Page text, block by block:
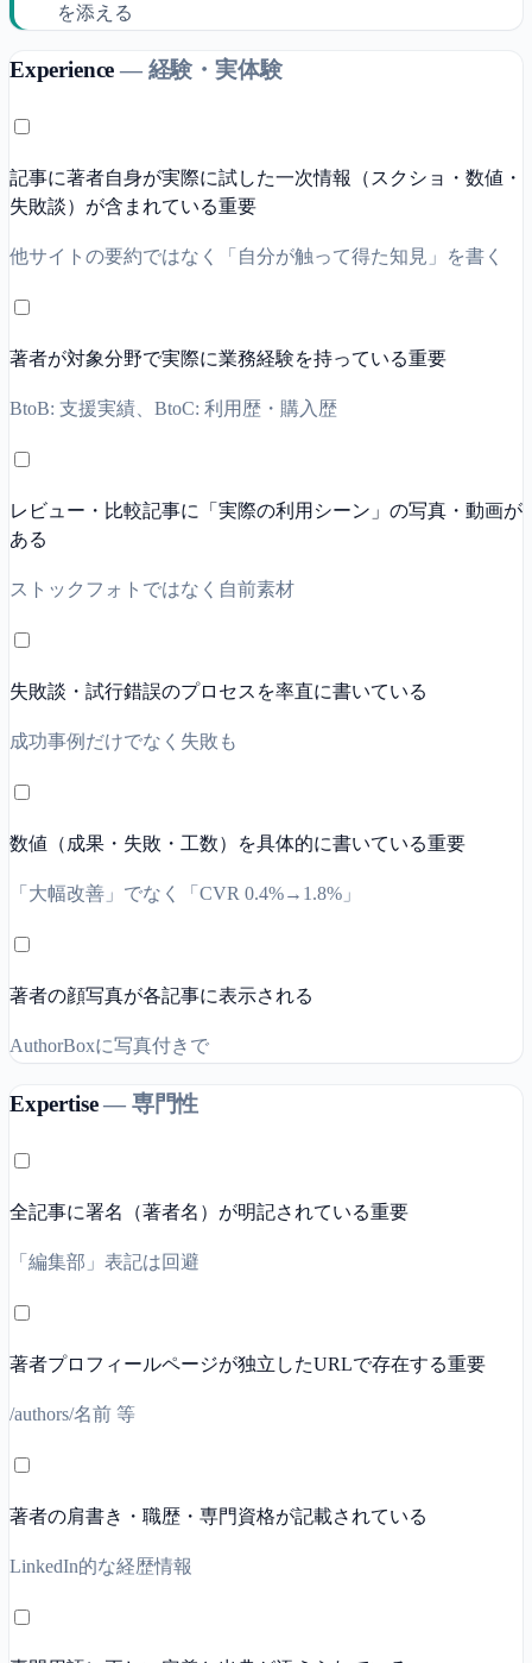
を添える
Experience — 経験・実体験
記事に著者自身が実際に試した一次情報（スクショ・数値・
失敗談）が含まれている重要
他サイトの要約ではなく「自分が触って得た知見」を書く
著者が対象分野で実際に業務経験を持っている重要
BtoB: 支援実績、BtoC: 利用歴・購入歴
レビュー・比較記事に「実際の利用シーン」の写真・動画が
ある
ストックフォトではなく自前素材
失敗談・試行錯誤のプロセスを率直に書いている
成功事例だけでなく失敗も
数値（成果・失敗・工数）を具体的に書いている重要
「大幅改善」でなく「CVR 0.4%→1.8%」
著者の顔写真が各記事に表示される
AuthorBoxに写真付きで
Expertise — 専門性
全記事に署名（著者名）が明記されている重要
「編集部」表記は回避
著者プロフィールページが独立したURLで存在する重要
/authors/名前 等
著者の肩書き・職歴・専門資格が記載されている
LinkedIn的な経歴情報